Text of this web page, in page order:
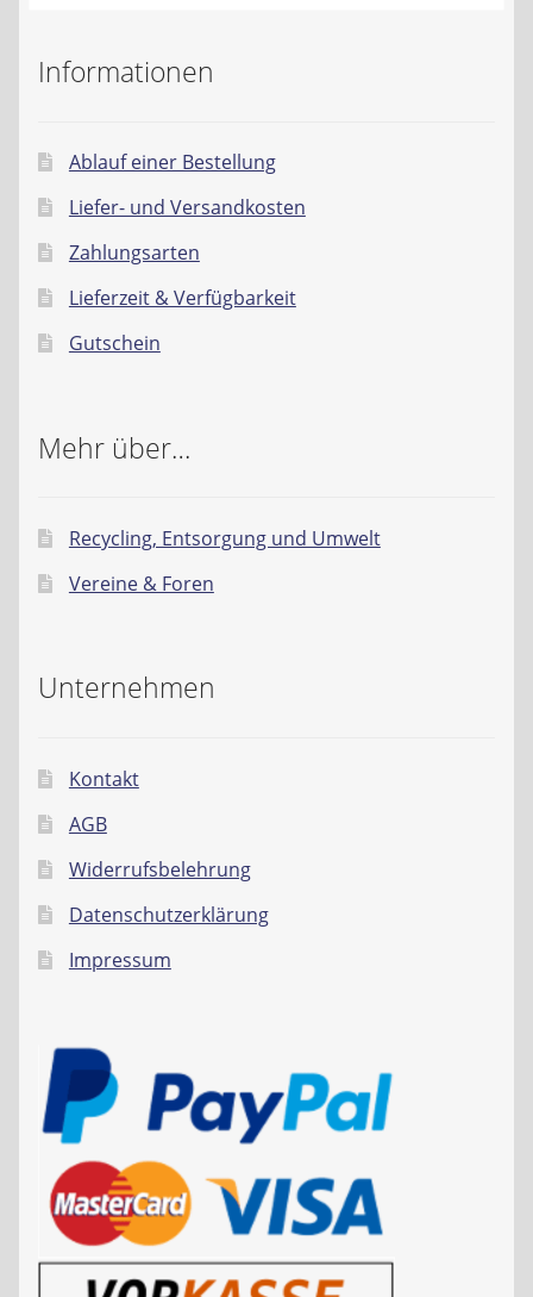
Informationen
Ablauf einer Bestellung
Liefer- und Versandkosten
Zahlungsarten
Lieferzeit & Verfügbarkeit
Gutschein
Mehr über…
Recycling, Entsorgung und Umwelt
Vereine & Foren
Unternehmen
Kontakt
AGB
Widerrufsbelehrung
Datenschutzerklärung
Impressum